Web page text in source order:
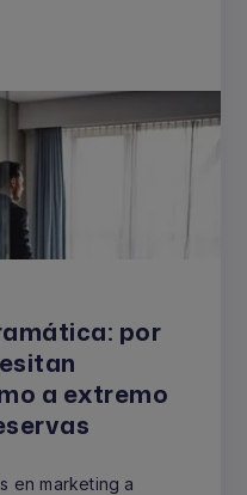
por
a extremo
en marketing a